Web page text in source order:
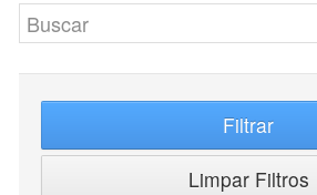
Filtrar
Limpar Filtros